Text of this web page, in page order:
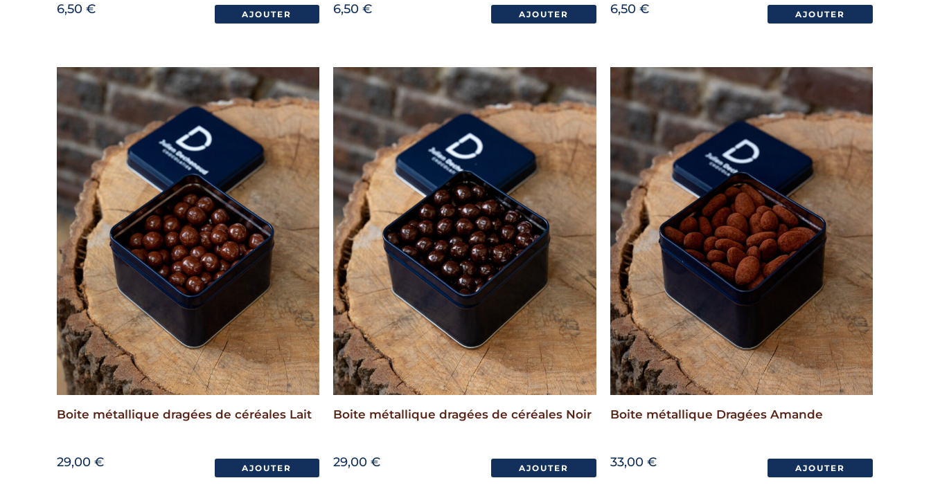
6,50 € AJOUTER 6,50€ AJOUTER 6,50 € AJOUTER
Boite métallique dragées de céréales Lait
29,00 € AJOUTER
Boite métallique dragées de céréales Noir
29,00€ AJOUTER
Boite métallique Dragées Amande
33,00 € AJOUTER